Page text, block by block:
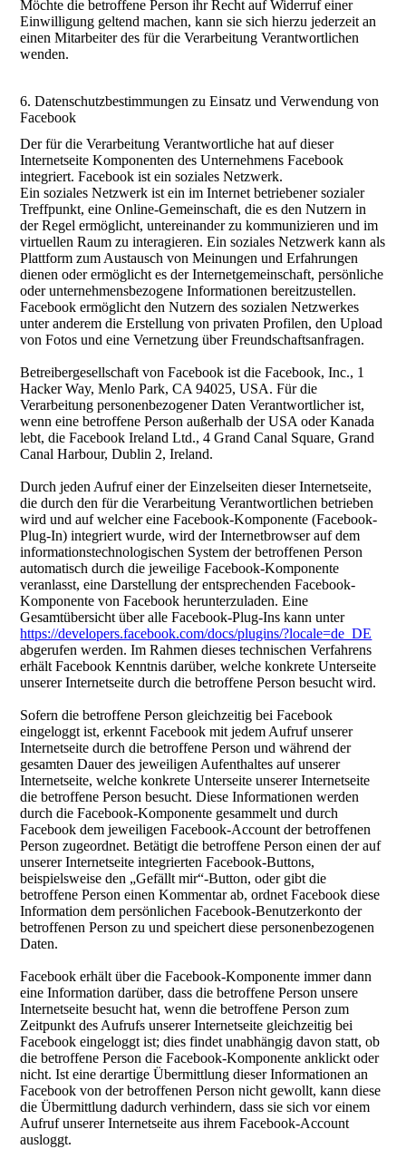
Möchte die betroffene Person ihr Recht auf Widerruf einer
Einwilligung geltend machen, kann sie sich hierzu jederzeit an
einen Mitarbeiter des für die Verarbeitung Verantwortlichen
wenden.
6. Datenschutzbestimmungen zu Einsatz und Verwendung von
Facebook
Der für die Verarbeitung Verantwortliche hat auf dieser
Internetseite Komponenten des Unternehmens Facebook
integriert. Facebook ist ein soziales Netzwerk.
Ein soziales Netzwerk ist ein im Internet betriebener sozialer
Treffpunkt, eine Online-Gemeinschaft, die es den Nutzern in
der Regel ermöglicht, untereinander zu kommunizieren und im
virtuellen Raum zu interagieren. Ein soziales Netzwerk kann als
Plattform zum Austausch von Meinungen und Erfahrungen
dienen oder ermöglicht es der Internetgemeinschaft, persönliche
oder unternehmensbezogene Informationen bereitzustellen.
Facebook ermöglicht den Nutzern des sozialen Netzwerkes
unter anderem die Erstellung von privaten Profilen, den Upload
von Fotos und eine Vernetzung über Freundschaftsanfragen.
Betreibergesellschaft von Facebook ist die Facebook, Inc., 1
Hacker Way, Menlo Park, CA 94025, USA. Für die
Verarbeitung personenbezogener Daten Verantwortlicher ist,
wenn eine betroffene Person außerhalb der USA oder Kanada
lebt, die Facebook Ireland Ltd., 4 Grand Canal Square, Grand
Canal Harbour, Dublin 2, Ireland.
Durch jeden Aufruf einer der Einzelseiten dieser Internetseite,
die durch den für die Verarbeitung Verantwortlichen betrieben
wird und auf welcher eine Facebook-Komponente (Facebook-
Plug-In) integriert wurde, wird der Internetbrowser auf dem
informationstechnologischen System der betroffenen Person
automatisch durch die jeweilige Facebook-Komponente
veranlasst, eine Darstellung der entsprechenden Facebook-
Komponente von Facebook herunterzuladen. Eine
Gesamtübersicht über alle Facebook-Plug-Ins kann unter
https://developers.facebook.com/docs/plugins/?locale=de_DE
abgerufen werden. Im Rahmen dieses technischen Verfahrens
erhält Facebook Kenntnis darüber, welche konkrete Unterseite
unserer Internetseite durch die betroffene Person besucht wird.
Sofern die betroffene Person gleichzeitig bei Facebook
eingeloggt ist, erkennt Facebook mit jedem Aufruf unserer
Internetseite durch die betroffene Person und während der
gesamten Dauer des jeweiligen Aufenthaltes auf unserer
Internetseite, welche konkrete Unterseite unserer Internetseite
die betroffene Person besucht. Diese Informationen werden
durch die Facebook-Komponente gesammelt und durch
Facebook dem jeweiligen Facebook-Account der betroffenen
Person zugeordnet. Betätigt die betroffene Person einen der auf
unserer Internetseite integrierten Facebook-Buttons,
beispielsweise den „Gefällt mir“-Button, oder gibt die
betroffene Person einen Kommentar ab, ordnet Facebook diese
Information dem persönlichen Facebook-Benutzerkonto der
betroffenen Person zu und speichert diese personenbezogenen
Daten.
Facebook erhält über die Facebook-Komponente immer dann
eine Information darüber, dass die betroffene Person unsere
Internetseite besucht hat, wenn die betroffene Person zum
Zeitpunkt des Aufrufs unserer Internetseite gleichzeitig bei
Facebook eingeloggt ist; dies findet unabhängig davon statt, ob
die betroffene Person die Facebook-Komponente anklickt oder
nicht. Ist eine derartige Übermittlung dieser Informationen an
Facebook von der betroffenen Person nicht gewollt, kann diese
die Übermittlung dadurch verhindern, dass sie sich vor einem
Aufruf unserer Internetseite aus ihrem Facebook-Account
ausloggt.